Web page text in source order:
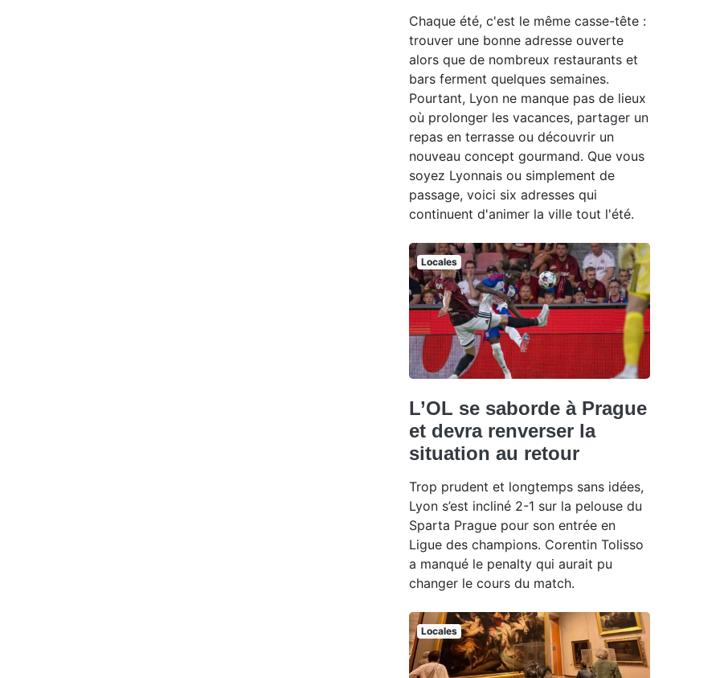
Chaque été, c'est le même casse-tête :
trouver une bonne adresse ouverte
alors que de nombreux restaurants et
bars ferment quelques semaines.
Pourtant, Lyon ne manque pas de lieux
où prolonger les vacances, partager un
repas en terrasse ou découvrir un
nouveau concept gourmand. Que vous
soyez Lyonnais ou simplement de
passage, voici six adresses qui
continuent d'animer la ville tout l'été.
Locales
L’OL se saborde à Prague
et devra renverser la
situation au retour
Trop prudent et longtemps sans idées,
Lyon s’est incliné 2-1 sur la pelouse du
Sparta Prague pour son entrée en
Ligue des champions. Corentin Tolisso
a manqué le penalty qui aurait pu
changer le cours du match.
Locales